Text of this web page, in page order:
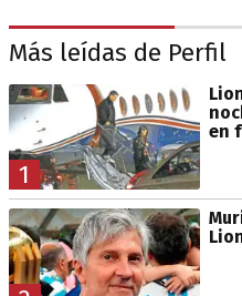
Más leídas de Perfil
1
en